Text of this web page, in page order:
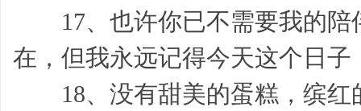
17、也许你已不需要我的陪
在，但我永远记得今天这个日子
18、没有甜美的蛋糕，缤红